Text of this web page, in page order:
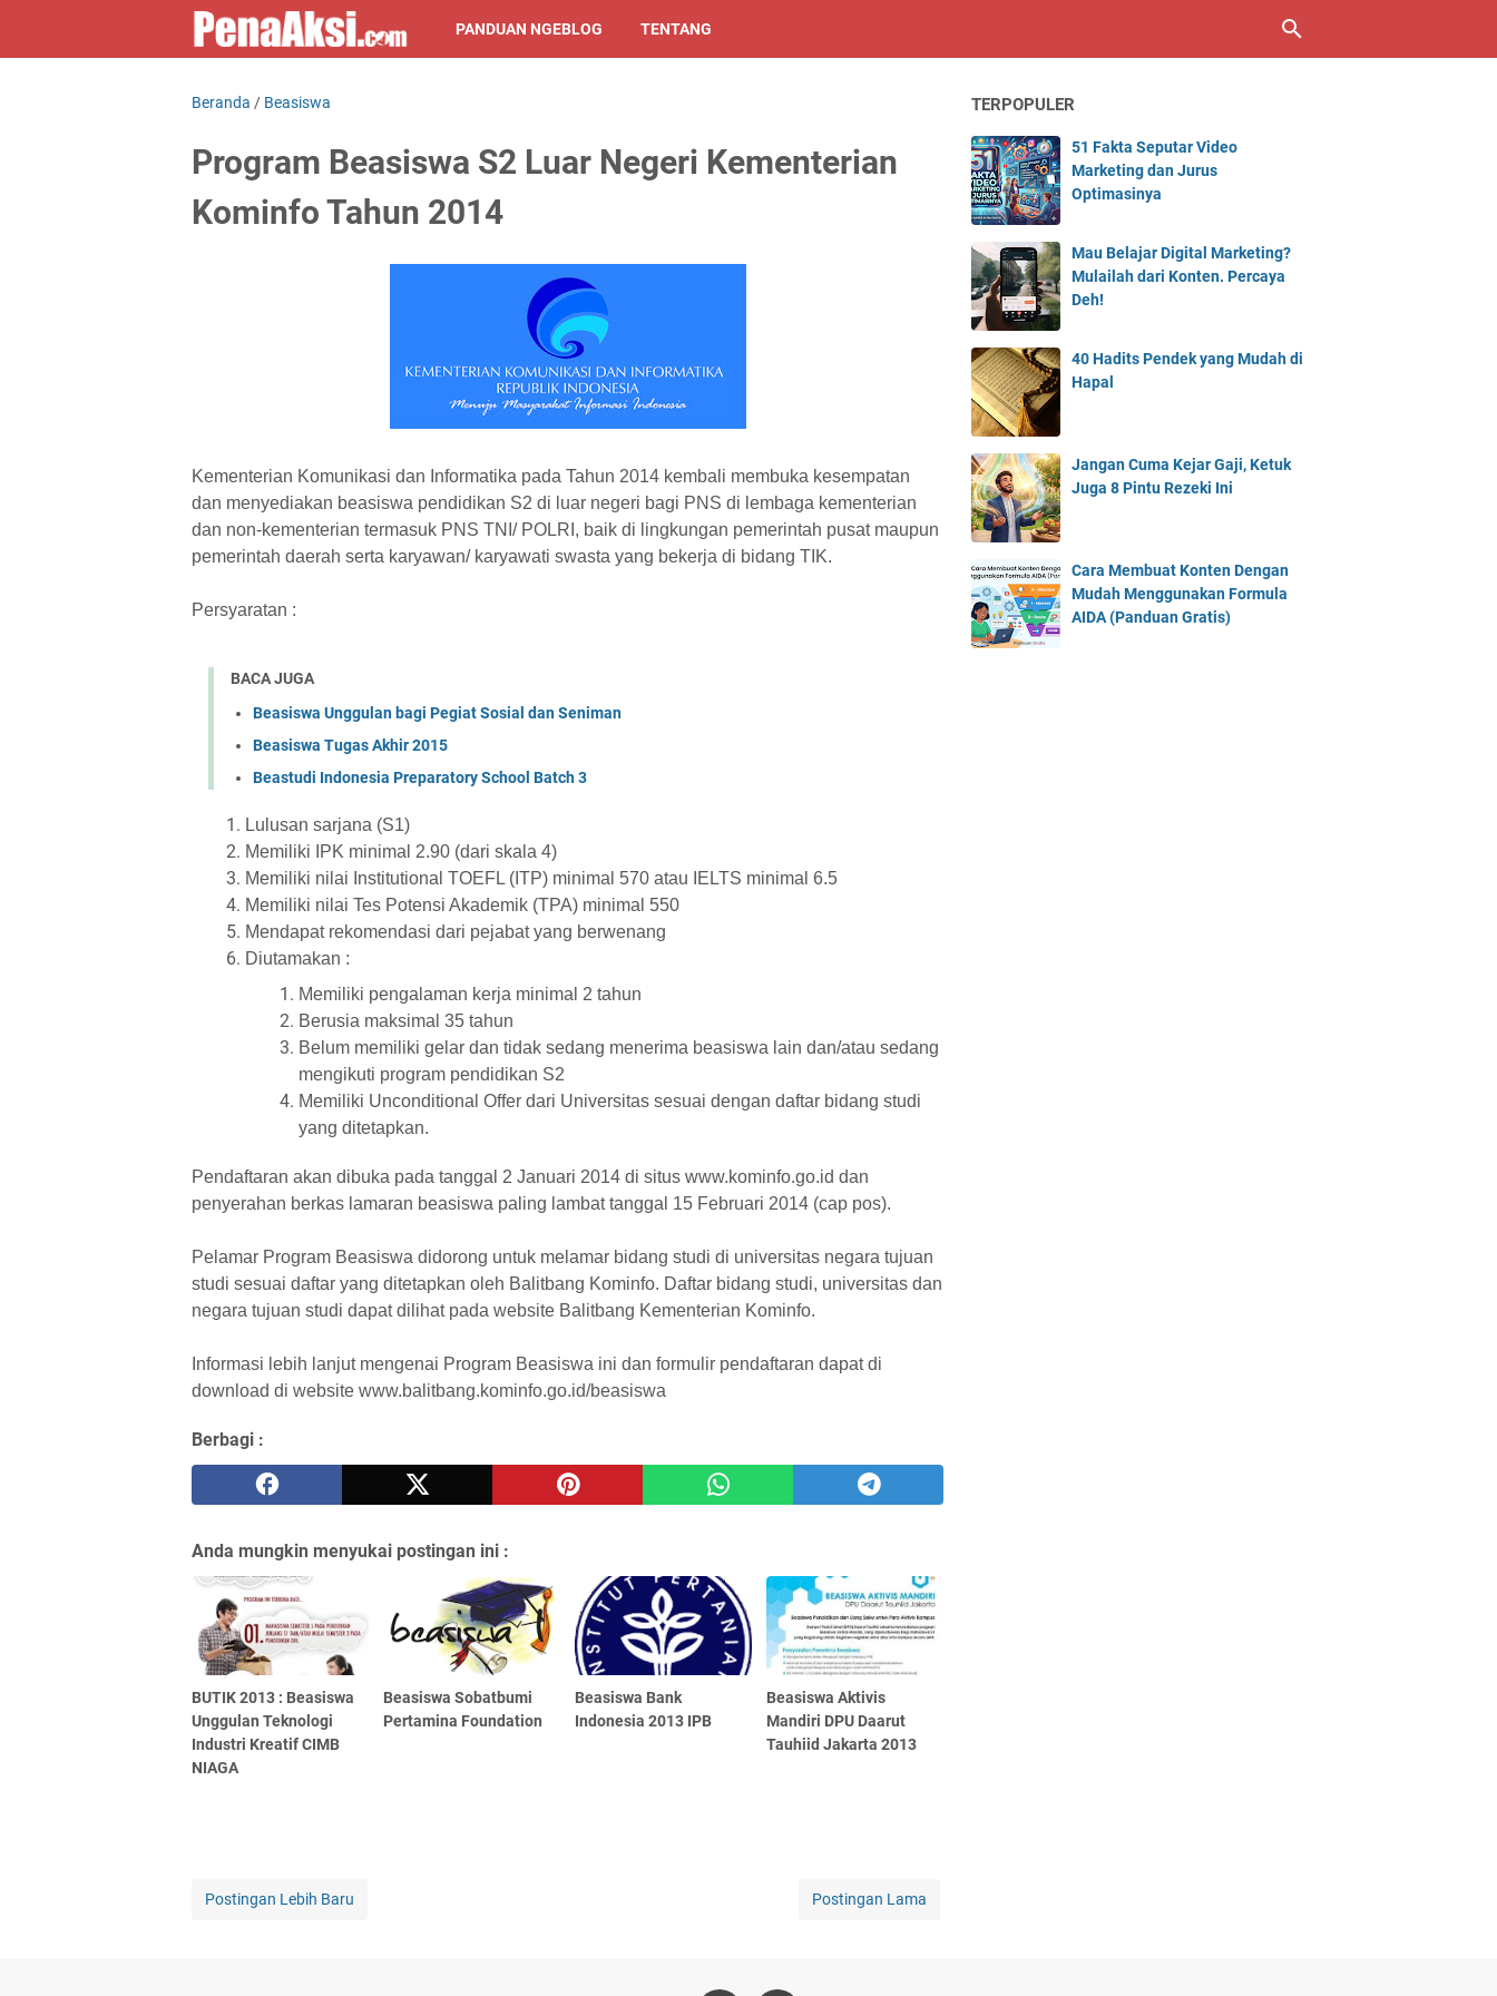
PANDUAN NGEBLOG TENTANG
Beranda / Beasiswa
Program Beasiswa S2 Luar Negeri Kementerian
Kominfo Tahun 2014
Kementerian Komunikasi dan Informatika pada Tahun 2014 kembali membuka kesempatan
dan menyediakan beasiswa pendidikan S2 di luar negeri bagi PNS di lembaga kementerian
dan non-kementerian termasuk PNS TNI/ POLRI, baik di lingkungan pemerintah pusat maupun
pemerintah daerah serta karyawan/ karyawati swasta yang bekerja di bidang TIK.
Persyaratan :
BACA JUGA
Beasiswa Unggulan bagi Pegiat Sosial dan Seniman
Beasiswa Tugas Akhir 2015
Beastudi Indonesia Preparatory School Batch 3
Lulusan sarjana (S1)
Memiliki IPK minimal 2.90 (dari skala 4)
Memiliki nilai Institutional TOEFL (ITP) minimal 570 atau IELTS minimal 6.5
Memiliki nilai Tes Potensi Akademik (TPA) minimal 550
Mendapat rekomendasi dari pejabat yang berwenang
Diutamakan :
Memiliki pengalaman kerja minimal 2 tahun
Berusia maksimal 35 tahun
Belum memiliki gelar dan tidak sedang menerima beasiswa lain dan/atau sedang
mengikuti program pendidikan S2
Memiliki Unconditional Offer dari Universitas sesuai dengan daftar bidang studi
yang ditetapkan.
Pendaftaran akan dibuka pada tanggal 2 Januari 2014 di situs www.kominfo.go.id dan
penyerahan berkas lamaran beasiswa paling lambat tanggal 15 Februari 2014 (cap pos).
Pelamar Program Beasiswa didorong untuk melamar bidang studi di universitas negara tujuan
studi sesuai daftar yang ditetapkan oleh Balitbang Kominfo. Daftar bidang studi, universitas dan
negara tujuan studi dapat dilihat pada website Balitbang Kementerian Kominfo.
Informasi lebih lanjut mengenai Program Beasiswa ini dan formulir pendaftaran dapat di
download di website www.balitbang.kominfo.go.id/beasiswa
Berbagi :
Anda mungkin menyukai postingan ini :
BUTIK 2013 : Beasiswa
Unggulan Teknologi
Industri Kreatif CIMB
NIAGA
Beasiswa Sobatbumi
Pertamina Foundation
Beasiswa Bank
Indonesia 2013 IPB
Beasiswa Aktivis
Mandiri DPU Daarut
Tauhiid Jakarta 2013
Postingan Lebih Baru Postingan Lama
TERPOPULER
51 Fakta Seputar Video
Marketing dan Jurus
Optimasinya
Mau Belajar Digital Marketing?
Mulailah dari Konten. Percaya
Deh!
40 Hadits Pendek yang Mudah di
Hapal
Jangan Cuma Kejar Gaji, Ketuk
Juga 8 Pintu Rezeki Ini
Cara Membuat Konten Dengan
Mudah Menggunakan Formula
AIDA (Panduan Gratis)